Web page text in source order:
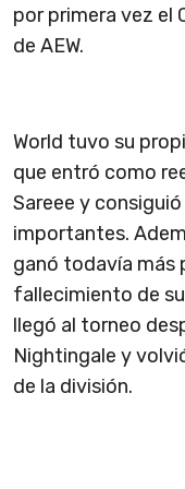
por primera vez el
de AEW.
World tuvo su
que entró como
Sareee y
importantes.
ganó todavía más
fallecimiento de
llegó al torneo
Nightingale y
de la división.